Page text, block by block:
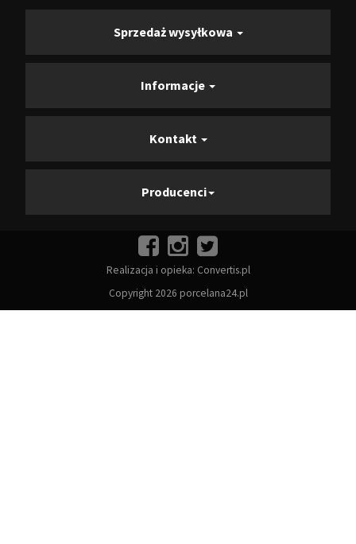
Sprzedaż wysyłkowa
Informacje
Kontakt
Producenci
Realizacja i opieka: Convertis.pl
Copyright 2026 porcelana24.pl